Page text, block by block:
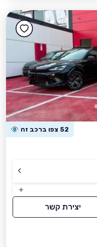
52 צפו ברכב זה
יצירת קשר